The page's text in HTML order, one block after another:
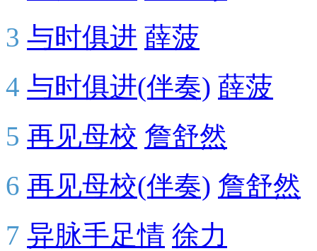
3 与时俱进 薛菠
4 与时俱进(伴奏) 薛菠
5 再见母校 詹舒然
6 再见母校(伴奏) 詹舒然
7 异脉手足情 徐力